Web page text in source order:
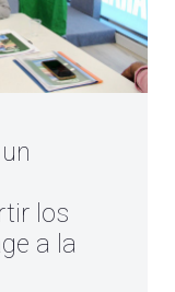
los
a la